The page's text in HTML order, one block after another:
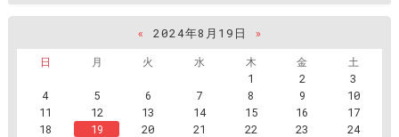
« 2024年8月19日
»
日
月 火 水 木 金
土
1
2
3
4
5 6 7 8 9
10
11
12 13 14 15 16
17
18
19 20 21 22 23
24